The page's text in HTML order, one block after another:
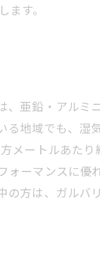
す。
、亜鉛・アルミ
る地域でも、湿
メートルあたり
ーマンスに優
の方は、ガルバ